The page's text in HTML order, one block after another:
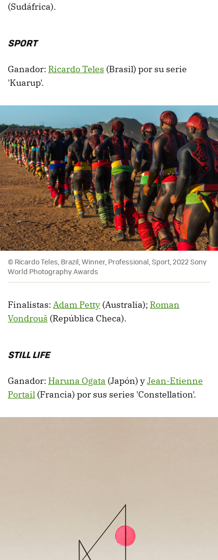
(Sudáfrica).
SPORT
Ganador: Ricardo Teles (Brasil) por su serie
'Kuarup'.
© Ricardo Teles, Brazil, Winner, Professional, Sport, 2022 Sony
World Photography Awards
Finalistas: Adam Petty (Australia); Roman
Vondrouš (República Checa).
STILL LIFE
Ganador: Haruna Ogata (Japón) yJean-Etienne
Portail (Francia) por sus series 'Constellation'.